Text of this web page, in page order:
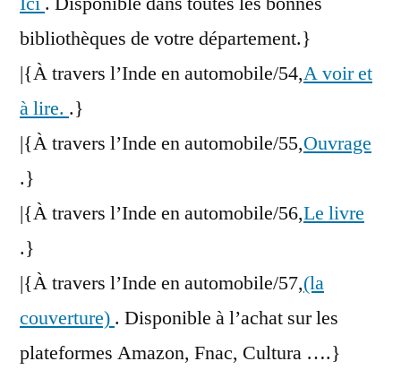
bibliothèques de votre département.}
|{À travers l’Inde en automobile/54,A voir et
à lire. .}
|{À travers l’Inde en automobile/55,Ouvrage
.}
|{À travers l’Inde en automobile/56,Le livre
.}
|{À travers l’Inde en automobile/57,(la
couverture) . Disponible à l’achat sur les
plateformes Amazon, Fnac, Cultura ….}